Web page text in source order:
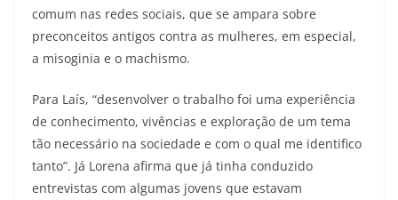
comum nas redes sociais, que se ampara sobre
preconceitos antigos contra as mulheres, em especial,
a misoginia e o machismo.
Para Laís, “desenvolver o trabalho foi uma experiência
de conhecimento, vivências e exploração de um tema
tão necessário na sociedade e com o qual me identifico
tanto”. Já Lorena afirma que já tinha conduzido
entrevistas com algumas jovens que estavam